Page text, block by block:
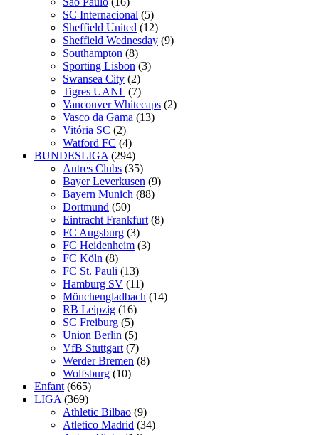
SC Internacional (5)
Sheffield United (12)
Sheffield Wednesday (9)
Southampton (8)
Sporting Lisbon (3)
Swansea City (2)
Tigres UANL (7)
Vancouver Whitecaps (2)
Vasco da Gama (13)
Vitória SC (2)
Watford FC (4)
BUNDESLIGA (294)
Autres Clubs (35)
Bayer Leverkusen (9)
Bayern Munich (88)
Dortmund (50)
Eintracht Frankfurt (8)
FC Augsburg (3)
FC Heidenheim (3)
FC Köln (8)
FC St. Pauli (13)
Hamburg SV (11)
Mönchengladbach (14)
RB Leipzig (16)
SC Freiburg (5)
Union Berlin (5)
VfB Stuttgart (7)
Werder Bremen (8)
Wolfsburg (10)
Enfant (665)
LIGA (369)
Athletic Bilbao (9)
Atletico Madrid (34)